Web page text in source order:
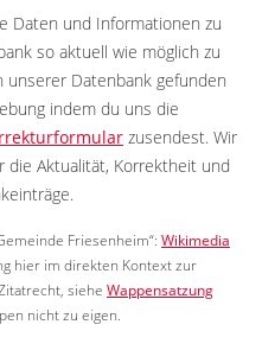
Daten und Informationen zu
so aktuell wie möglich zu
Datenbank gefunden
indem du uns die
zusendest. Wir
die Aktualität, Korrektheit und
Friesenheim“: Wikimedia
hier im direkten Kontext zur
siehe Wappensatzung
nicht zu eigen.